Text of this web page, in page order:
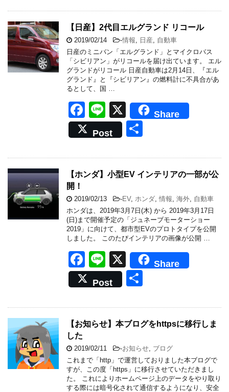
e
b
o
o
k
【日産】2代目エルグランド リコール
2019/02/14 -情報 日産
自動車
日産のミニバン「エルグランド」とマイクロバス
「シビリアン」がリコールを届け出ています。 エル
グランドがリコール 日産自動車は2月14日、『エル
グランド』と『シビリアン』の燃料計に不具合があ
るとして、国 …
F
a
c
e
b
o
o
k
Li
n
e
X
Share
Post
【ホンダ】小型EV インテリアの一部が公
開！
2019/02/13 -EV, ホンダ 情報 海外 自動車
ホンダは、2019年3月7日(木) から 2019年3月17日
(日)まで開催予定の「ジュネーブモーターショー
2019」に向けて、都市型EVのプロトタイプを公開
しました。 このたびインテリアの画像が公開 …
F
a
c
e
b
o
o
k
Li
n
e
X
Share
Post
【お知らせ】本ブログをhttpsに移行しま
した
2019/02/11 -お知らせ ブログ
これまで「http」で運営しておりました本ブログで
すが、この度「https」に移行させていただきまし
た。 これによりホームページ上のデータをやり取り
する際には暗号化されて通信するようになり、安全